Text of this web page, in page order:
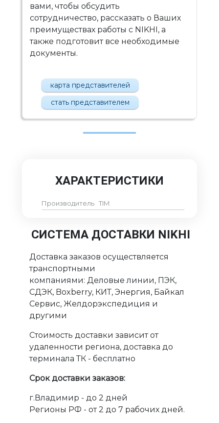
вами, чтобы обсудить
сотрудничество, рассказать о Ваших
преимуществах работы с NIKHI, а
также подготовит все необходимые
документы.
карта представителей
стать представителем
ХАРАКТЕРИСТИКИ
Производитель TIM
СИСТЕМА ДОСТАВКИ NIKHI
Доставка заказов осуществляется
транспортными
компаниями: Деловые линии, ПЭК,
СДЭК, Boxberry, КИТ, Энергия, Байкал
Сервис, Желдорэкспедиция и
другими
Стоимость доставки зависит от
удаленности региона, доставка до
терминала ТК - бесплатно
Срок доставки заказов:
г.Владимир - до 2 дней
Регионы РФ - от 2 до 7 рабочих дней.